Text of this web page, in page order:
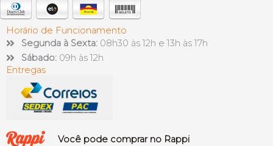
Horário de Funcionamento
Segunda à Sexta: 08h30 às 12h e 13h às 17h
Sábado: 09h às 12h
Entregas
Você pode comprar no Rappi